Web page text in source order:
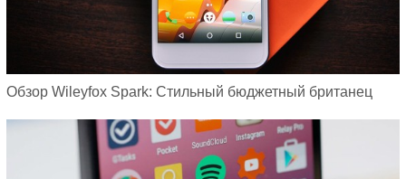
Обзор Wileyfox Spark: Стильный бюджетный британец